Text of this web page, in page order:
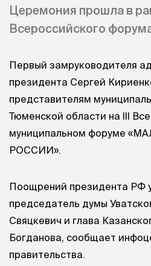
Церемония прошла в
Всероссийского
Первый замруководителя
президента Сергей
представителям
Тюменской области на III
муниципальном форуме
РОССИИ».
Поощрений президента РФ
председатель думы
Свяцкевич и глава
Богданова, сообщает
правительства.